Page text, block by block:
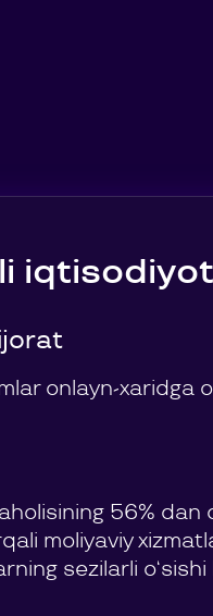
onlayn-
56%
moliyaviy
sezilarli